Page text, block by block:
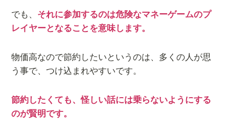
でも、 それに参加するのは危険なマネーゲームのプ
レイヤーとなることを意味します。
物価高なので節約したいというのは、多くの人が思
う事で、つけ込まれやすいです。
節約したくても、怪しい話には乗らないようにする
のが賢明です。